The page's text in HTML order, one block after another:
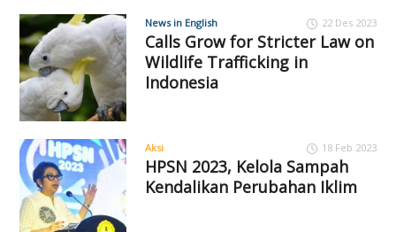
News in English 22 Des 2023
Calls Grow for Stricter Law on
Wildlife Trafficking in
Indonesia
Aksi 18 Feb 2023
HPSN 2023, Kelola Sampah
Kendalikan Perubahan Iklim